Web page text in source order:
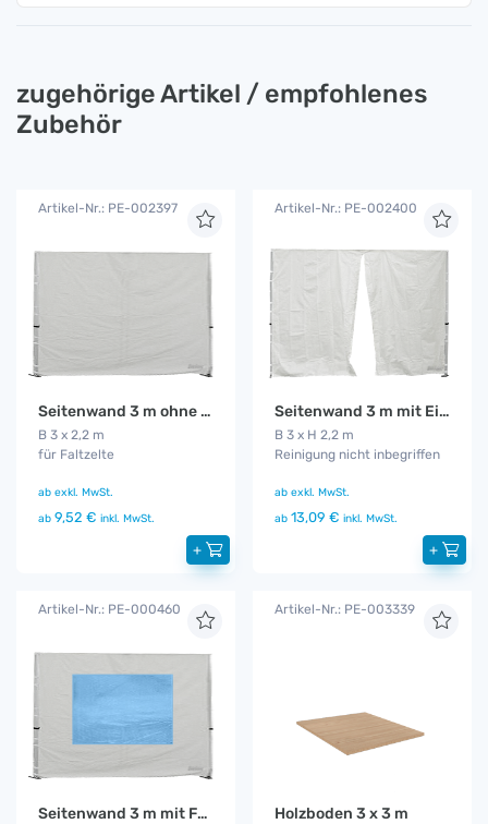
zugehörige Artikel / empfohlenes
Zubehör
Artikel-Nr.: PE-002397
Seitenwand 3 m ohne Fenster
B 3 x 2,2 m
für Faltzelte
ab exkl. MwSt.
ab 9,52 € inkl. MwSt.
+
Artikel-Nr.: PE-002400
Seitenwand 3 m mit Eingang
B 3 x H 2,2 m
Reinigung nicht inbegriffen
ab exkl. MwSt.
ab 13,09 € inkl. MwSt.
+
Artikel-Nr.: PE-000460
Seitenwand 3 m mit Fenster
Artikel-Nr.: PE-003339
Holzboden 3 x 3 m